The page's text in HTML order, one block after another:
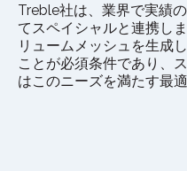
Treble社は、業界で実績
てスペイシャルと連携し
リュームメッシュを生成
ことが必須条件であり、
はこのニーズを満たす最